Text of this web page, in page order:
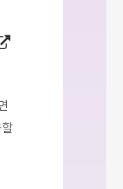
부링크로 새창